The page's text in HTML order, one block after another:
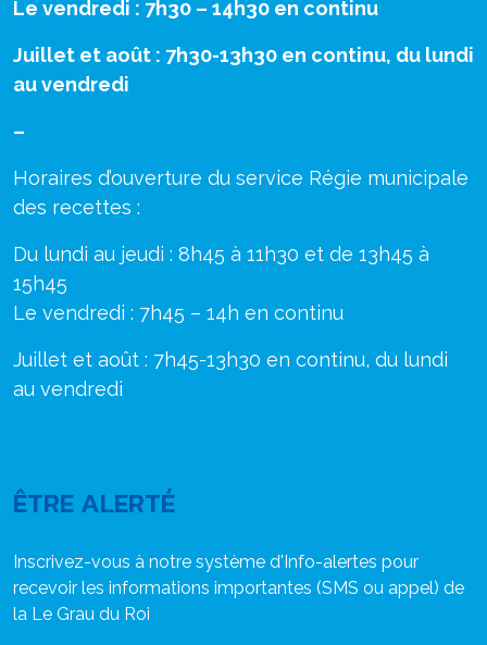
Le vendredi : 7h30 – 14h30 en continu
Juillet et août : 7h30-13h30 en continu, du lundi
au vendredi
–
Horaires d’ouverture du service Régie municipale
des recettes :
Du lundi au jeudi : 8h45 à 11h30 et de 13h45 à
15h45
Le vendredi : 7h45 – 14h en continu
Juillet et août : 7h45-13h30 en continu, du lundi
au vendredi
ÊTRE ALERTÉ
Inscrivez-vous à notre système d'Info-alertes pour
recevoir les informations importantes (SMS ou appel) de
la Le Grau du Roi